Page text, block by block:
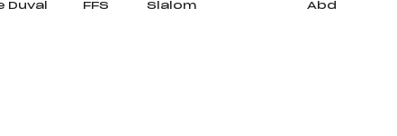
Duval FFS Slalom Abd